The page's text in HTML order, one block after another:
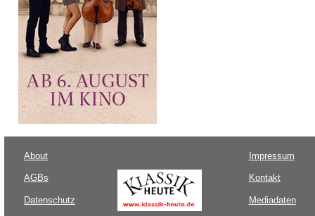
About
AGBs
Datenschutz
Impressum
Kontakt
Mediadaten